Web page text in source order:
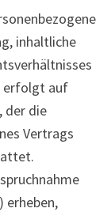
inhaltliche
erfolgt auf
der die
Vertrags
erheben,